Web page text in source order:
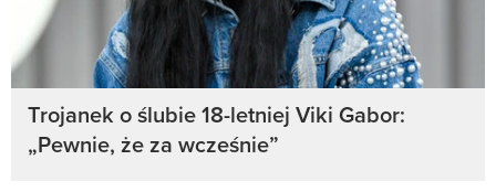
Trojanek o ślubie 18-letniej Viki Gabor:
„Pewnie, że za wcześnie”